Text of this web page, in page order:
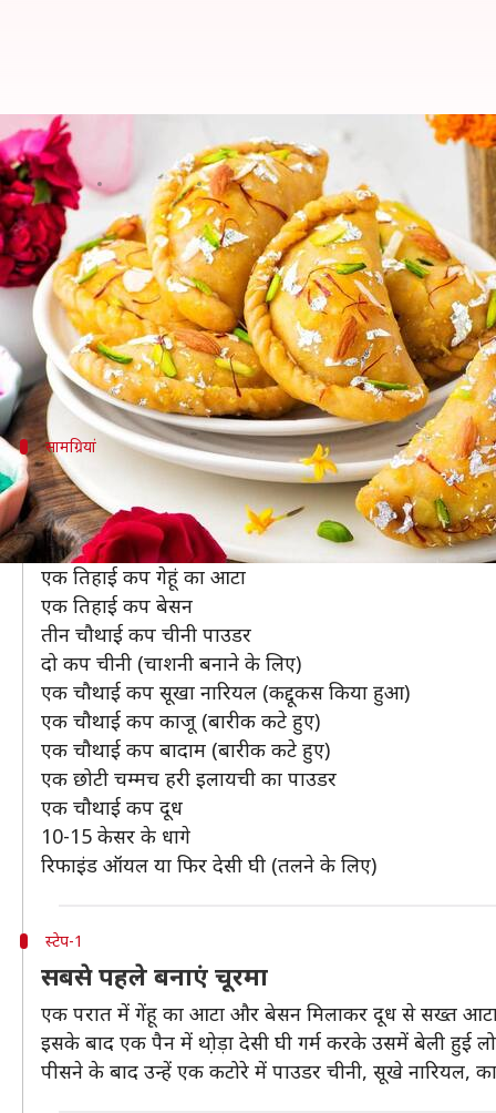
खास अवसरों के जश्न को दोगुना कर
लेखन अंजली Mar 29, 2021 05:00 pm
क्या है खबर?
राजस्थानी चूरमा गुजिया एक स्वादिष्ट व्यंजन है जिसका
खाएगा।
सबसे अच्छी बात तो यह है कि इस स्वादिष्ट व्यंजन को घर
सामग्रियां
इन चीजों की पड़ेगी जरूरत
दो कप मैदा
एक चौथाई कप देसी घी
एक तिहाई कप गेहूं का आटा
एक तिहाई कप बेसन
तीन चौथाई कप चीनी पाउडर
दो कप चीनी (चाशनी बनाने के लिए)
एक चौथाई कप सूखा नारियल (कद्दूकस किया हुआ)
एक चौथाई कप काजू (बारीक कटे हुए)
एक चौथाई कप बादाम (बारीक कटे हुए)
एक छोटी चम्मच हरी इलायची का पाउडर
एक चौथाई कप दूध
10-15 केसर के धागे
रिफाइंड ऑयल या फिर देसी घी (तलने के लिए)
स्टेप-1
सबसे पहले बनाएं चूरमा
एक परात में गेंहू का आटा और बेसन मिलाकर दूध से सख्त आटा
इसके बाद एक पैन में थो़ड़ा देसी घी गर्म करके उसमें बेली हुई
पीसने के बाद उन्हें एक कटोरे में पाउडर चीनी, सूखे नारियल,